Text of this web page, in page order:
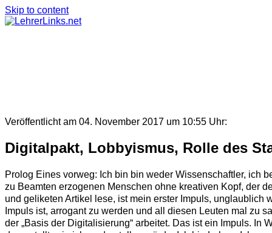
Skip to content
Veröffentlicht am 04. November 2017 um 10:55 Uhr:
Digitalpakt, Lobbyismus, Rolle des
Prolog Eines vorweg: Ich bin bin weder Wissenschaftler, ich
zu Beamten erzogenen Menschen ohne kreativen Kopf, der
und geliketen Artikel lese, ist mein erster Impuls,
Impuls ist, arrogant zu werden und all diesen Leuten mal zu
der „Basis der Digitalisierung“ arbeitet. Das ist ein Impuls. In